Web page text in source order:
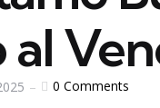
al
0 Comments